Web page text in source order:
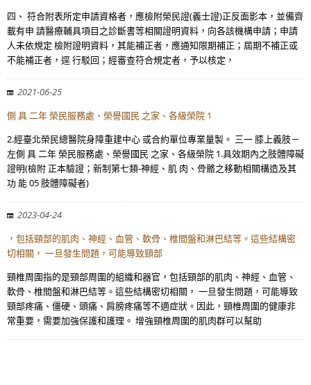
四、 符合附表所定申請資格者，應檢附榮民證(義士證)正反面影本，並備齊
載有申 請醫療輔具項目之診斷書等相關證明資料，向各該機構申請；申請
人未依規定 檢附證明資料，其能補正者，應通知限期補正；屆期不補正或
不能補正者，逕 行駁回；經審查符合規定者，予以核定，
2021-06-25
側 具 二年 榮民服務處、榮譽國民 之家、各級榮院 1
2.經臺北榮民總醫院身障重建中心 或合約單位專業量製。 三一 膝上義肢－
左側 具 二年 榮民服務處、榮譽國民 之家、各級榮院 1.具效期內之肢體障礙
證明(檢附 正本驗證；新制第七類-神經、肌 肉、骨骼之移動相關構造及其
功 能 05 肢體障礙者)
2023-04-24
，包括頸部的肌肉、神經、血管、軟骨、椎間盤和淋巴結等。這些結構密
切相關， 一旦發生問題，可能導致頸部
頸椎周圍指的是頸部周圍的組織和器官，包括頸部的肌肉、神經、血管、
軟骨、椎間盤和淋巴結等。這些結構密切相關， 一旦發生問題，可能導致
頸部疼痛、僵硬、頭痛、肩膀疼痛等不適症狀。因此，頸椎周圍的健康非
常重要，需要加強保護和護理。 增強頸椎周圍的肌肉群可以幫助